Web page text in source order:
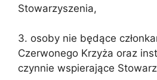
Stowarzyszenia,
3. osoby nie będące
Czerwonego Krzyża oraz
czynnie wspierające